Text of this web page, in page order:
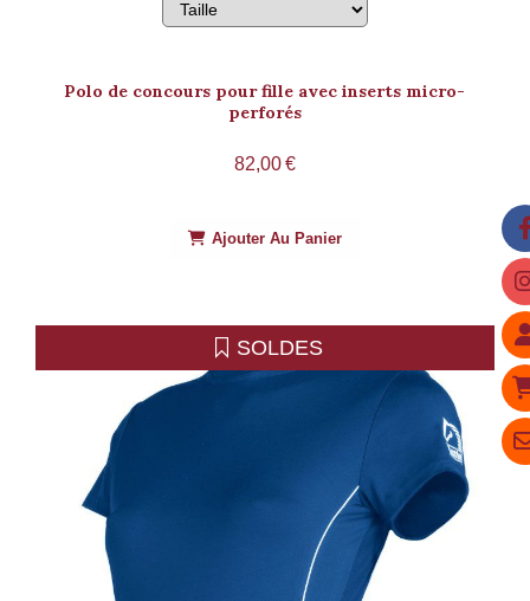
Polo de concours pour fille avec inserts micro-
perforés
82,00€
Ajouter Au Panier
SOLDES